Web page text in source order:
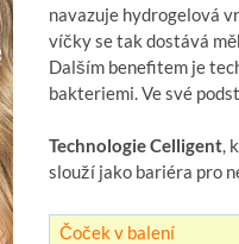
navazuje hydrogelová
víčky se tak dostává
Dalším benefitem je
bakteriemi. Ve své
Technologie Celligent,
slouží jako bariéra pro
Čoček v balení